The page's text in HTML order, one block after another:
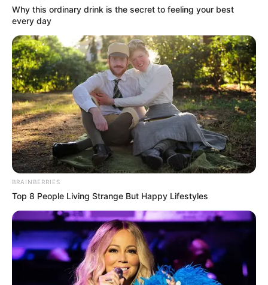
Farahdiba Ferreira
Why this ordinary drink is the secret to feeling your best
every day
BRAINBERRIES
Top 8 People Living Strange But Happy Lifestyles